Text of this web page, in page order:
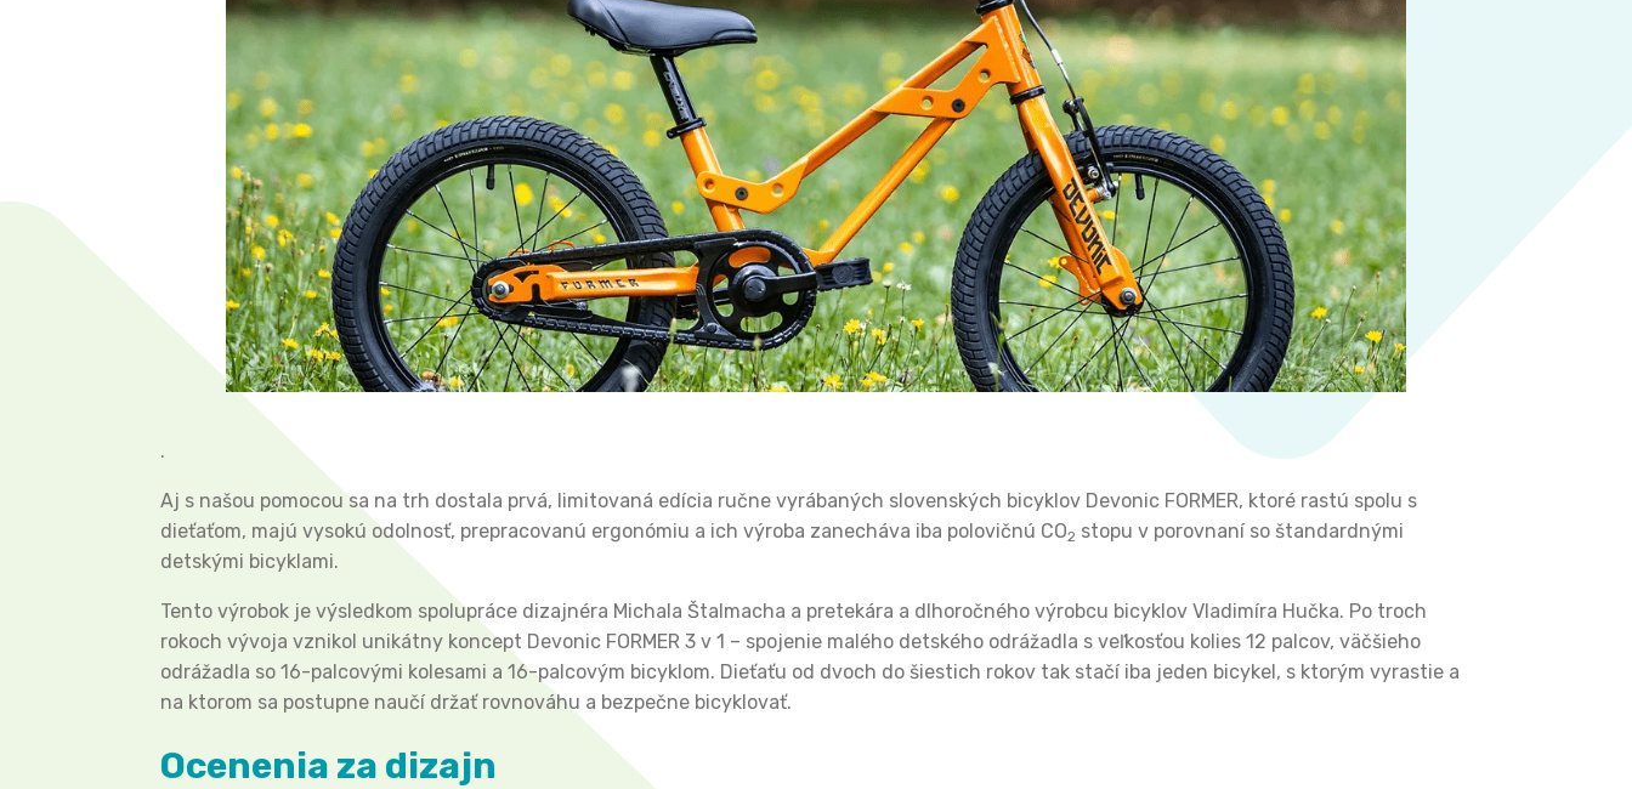
.
Aj s našou pomocou sa na trh dostala prvá, limitovaná edícia ručne vyrábaných slovenských bicyklov Devonic FORMER, ktoré rastú spolu s
dieťaťom, majú vysokú odolnosť, prepracovanú ergonómiu a ich výroba zanecháva iba polovičnú CO2 stopu v porovnaní so štandardnými
detskými bicyklami.
Tento výrobok je výsledkom spolupráce dizajnéra Michala Štalmacha a pretekára a dlhoročného výrobcu bicyklov Vladimíra Hučka. Po troch
rokoch vývoja vznikol unikátny koncept Devonic FORMER 3 v 1 – spojenie malého detského odrážadla s veľkosťou kolies 12 palcov, väčšieho
odrážadla so 16-palcovými kolesami a 16-palcovým bicyklom. Dieťaťu od dvoch do šiestich rokov tak stačí iba jeden bicykel, s ktorým vyrastie a
na ktorom sa postupne naučí držať rovnováhu a bezpečne bicyklovať.
Ocenenia za dizajn